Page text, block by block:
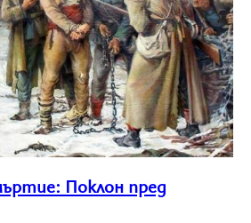
Поклон пред